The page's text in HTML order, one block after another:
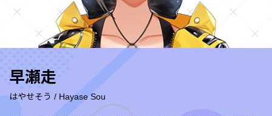
早瀬走
はやせそう / Hayase Sou